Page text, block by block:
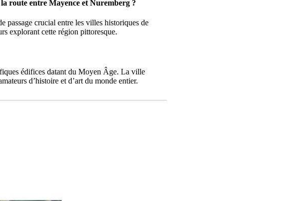
route entre Mayence et Nuremberg ?
passage crucial entre les villes historiques de
explorant cette région pittoresque.
édifices datant du Moyen Âge. La ville
d’histoire et d’art du monde entier.